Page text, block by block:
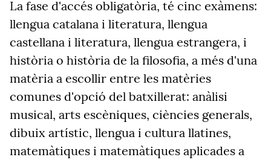
La fase d'accés obligatòria, té cinc exàmens:
llengua catalana i literatura, llengua
castellana i literatura, llengua estrangera, i
història o història de la filosofia, a més d'una
matèria a escollir entre les matèries
comunes d'opció del batxillerat: anàlisi
musical, arts escèniques, ciències generals,
dibuix artístic, llengua i cultura llatines,
matemàtiques i matemàtiques aplicades a